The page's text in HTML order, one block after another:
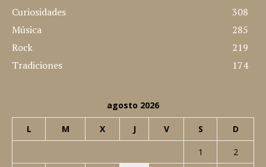
Curiosidades
308
Música
285
Rock
219
Tradiciones
174
agosto 2026
L M X J V S D
1 2